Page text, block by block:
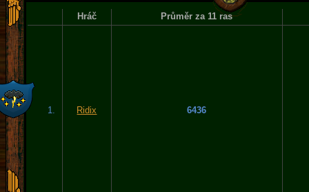
Hráč Průměr za 11 ras
1. Ridix 6436